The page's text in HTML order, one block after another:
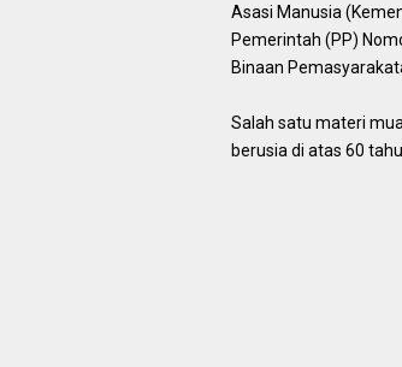
Asasi Manusia
Pemerintah (PP)
Binaan
Salah satu materi
berusia di atas 60